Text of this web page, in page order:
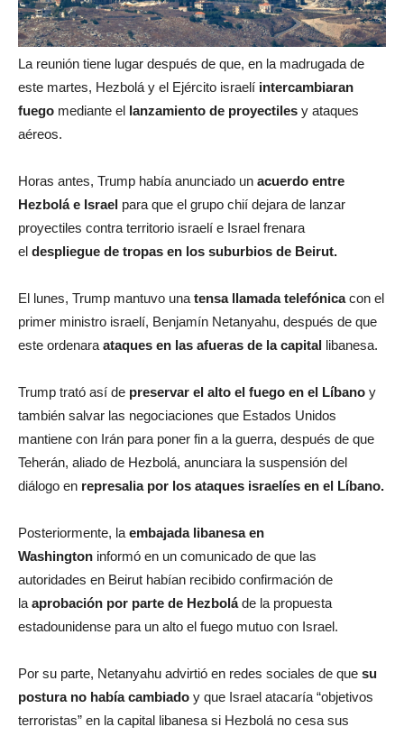
La reunión tiene lugar después de que, en la madrugada de
este martes, Hezbolá y el Ejército israelí intercambiaran
fuego mediante el lanzamiento de proyectiles y ataques
aéreos.
Horas antes, Trump había anunciado un acuerdo entre
Hezbolá e Israel para que el grupo chií dejara de lanzar
proyectiles contra territorio israelí e Israel frenara
el despliegue de tropas en los suburbios de Beirut.
El lunes, Trump mantuvo una tensa llamada telefónicacon el
primer ministro israelí, Benjamín Netanyahu, después de que
este ordenara ataques en las afueras de la capital libanesa.
Trump trató así de preservar el alto el fuego en el Líbano y
también salvar las negociaciones que Estados Unidos
mantiene con Irán para poner fin a la guerra, después de que
Teherán, aliado de Hezbolá, anunciara la suspensión del
diálogo en represalia por los ataques israelíes en el Líbano.
Posteriormente, la embajada libanesa en
Washington informó en un comunicado de que las
autoridades en Beirut habían recibido confirmación de
la aprobación por parte de Hezboláde la propuesta
estadounidense para un alto el fuego mutuo con Israel.
Por su parte, Netanyahu advirtió en redes sociales de que su
postura no había cambiado y que Israel atacaría “objetivos
terroristas” en la capital libanesa si Hezbolá no cesa sus